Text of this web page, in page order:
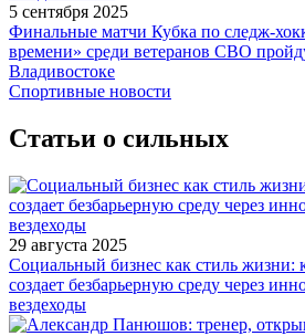
5 сентября 2025
Финальные матчи Кубка по следж-
времени» среди ветеранов СВО
Владивостоке
Спортивные новости
Статьи о сильных
29 августа 2025
Социальный бизнес как стиль жизни:
создает безбарьерную среду через
вездеходы